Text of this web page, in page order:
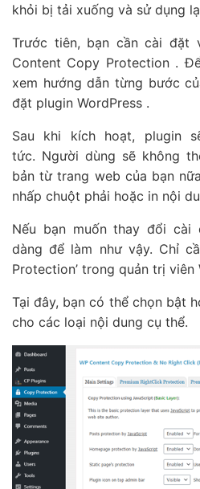
khỏi bị tải xuống và sử dụng
Trước tiên, bạn cần cài đặt
Content Copy Protection .
xem hướng dẫn từng bước
đặt plugin WordPress .
Sau khi kích hoạt, plugin
tức. Người dùng sẽ không
bản từ trang web của bạn
nhấp chuột phải hoặc in nội
Nếu bạn muốn thay đổi
dàng để làm như vậy. Chỉ
Protection’ trong quản trị viên
Tại đây, bạn có thể chọn bật
cho các loại nội dung cụ thể.